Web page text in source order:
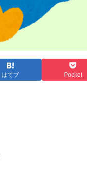
はてブ Pocket